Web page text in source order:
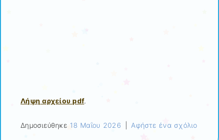
Λήψη αρχείου pdf.
Δημοσιεύθηκε 18 Μαΐου 2026 Αφήστε ένα σχόλιο